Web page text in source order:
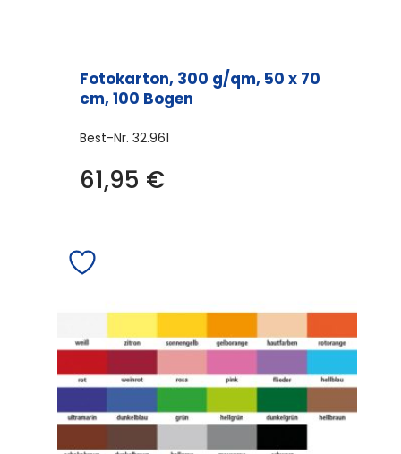
Fotokarton, 300 g/qm, 50 x 70
cm, 100 Bogen
Best-Nr. 32.961
61,95 €